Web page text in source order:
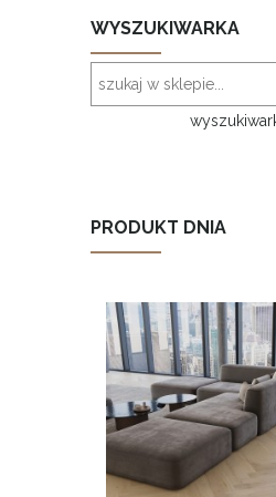
WYSZUKIWARKA
PRODUKT DNIA